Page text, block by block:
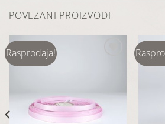
POVEZANI PROIZVODI
Rasprodaja!